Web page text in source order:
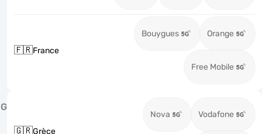
🇫🇷France
Bouygues Orange
Free Mobile
G
🇬🇷Grèce
Nova Vodafone